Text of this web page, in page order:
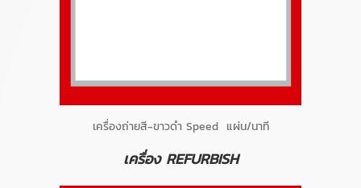
เครื่องถ่ายสี-ขาวดำ Speed แผ่น/นาที
เครื่อง REFURBISH